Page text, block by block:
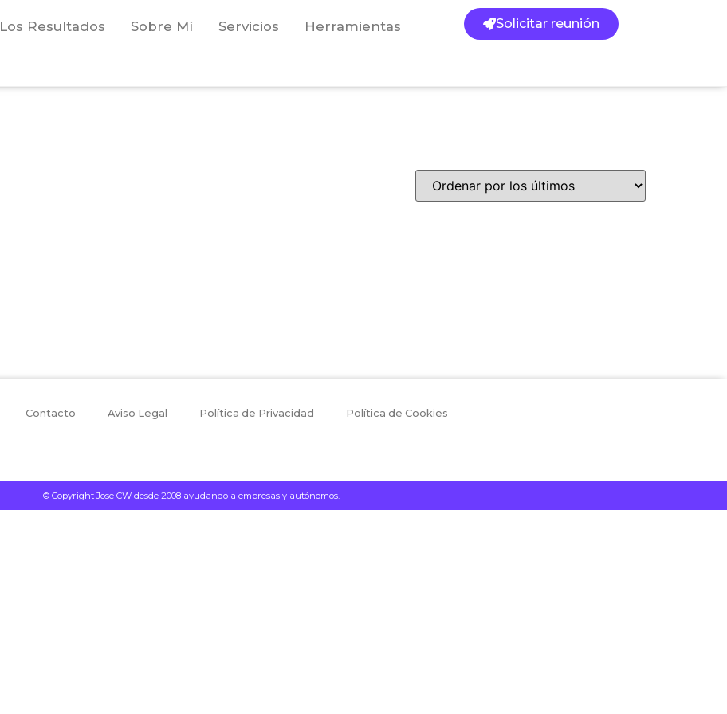
Los Resultados Sobre Mí Servicios Herramientas Solicitar reunión
Contacto Aviso Legal Política de Privacidad Política de Cookies
© Copyright Jose CW desde 2008 ayudando a empresas y autónomos.